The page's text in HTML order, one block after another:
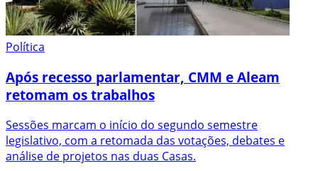
Política
Após recesso parlamentar, CMM e Aleam
retomam os trabalhos
Sessões marcam o início do segundo semestre
legislativo, com a retomada das votações, debates e
análise de projetos nas duas Casas.